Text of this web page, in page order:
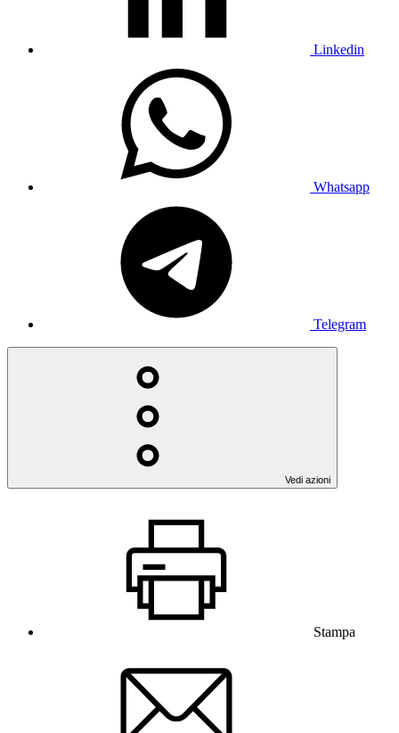
Linkedin
Whatsapp
Telegram
Vedi azioni
Stampa